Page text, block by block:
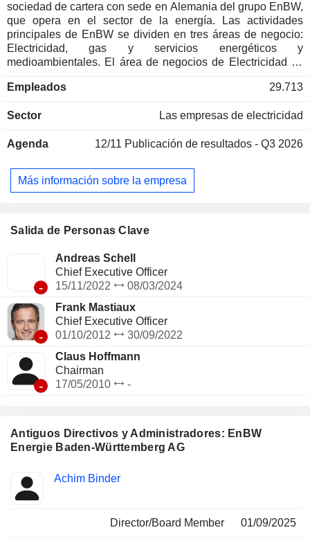
Antiguos Directivos y Administradores: EnBW
Energie Baden-Württemberg AG
Insider
Funciones
Achim Binder
Director/Board Member 01/09/2025
sociedad de cartera con sede en Alemania del grupo EnBW,
que opera en el sector de la energía. Las actividades
principales de EnBW se dividen en tres áreas de negocio:
Electricidad, gas y servicios energéticos y
medioambientales. El área de negocios de Electricidad se
eléctrica y divisiones de ventas. Genera electricidad a partir
entre otras. El área de negocio de Gas consiste en el área
infraestructura, almacenamiento, comercio, así como el área
de negocio de Energía y Servicios Ambientales incluye
áreas como la eliminación de desechos térmicos y no
filiales en Alemania y en toda Europa central y oriental.
Empleados 29.713
Sector Las empresas de electricidad
Agenda 12/11 Publicación de resultados - Q3 2026
Más información sobre la empresa
Salida de Personas Clave
-
Andreas Schell
Chief Executive Officer
15/11/2022
08/03/2024
-
Frank Mastiaux
Chief Executive Officer
01/10/2012
30/09/2022
-
Claus Hoffmann
Chairman
17/05/2010
-